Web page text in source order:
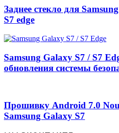
Заднее стекло для
S7 edge
Samsung Galaxy S7 / S7
обновления системы
Прошивку Android 7.0
Samsung Galaxy S7